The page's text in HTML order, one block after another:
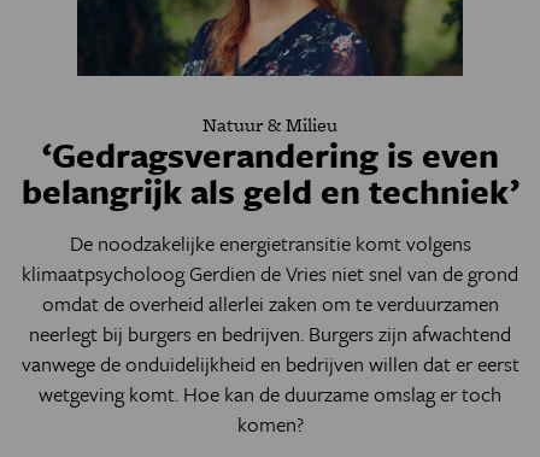
Natuur & Milieu
‘Gedragsverandering is even
belangrijk als geld en techniek’
De noodzakelijke energietransitie komt volgens
klimaatpsycholoog Gerdien de Vries niet snel van de grond
omdat de overheid allerlei zaken om te verduurzamen
neerlegt bij burgers en bedrijven. Burgers zijn afwachtend
vanwege de onduidelijkheid en bedrijven willen dat er eerst
wetgeving komt. Hoe kan de duurzame omslag er toch
komen?